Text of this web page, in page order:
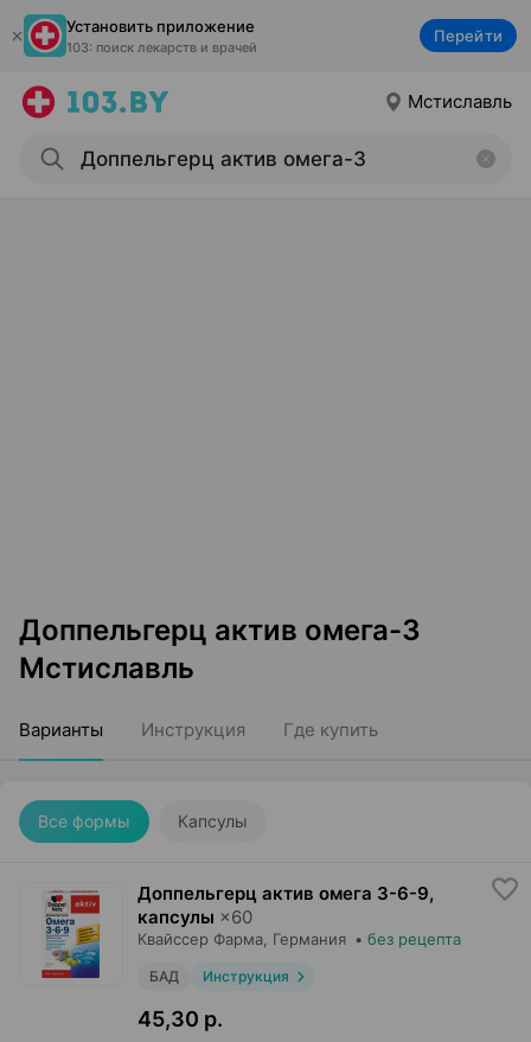
Установить приложение
103: поиск лекарств и врачей
Перейти
Мстиславль
Доппельгерц актив омега-3
Мстиславль
Варианты Инструкция Где купить
Все формы Капсулы
Доппельгерц актив омега 3-6-9,
капсулы ×60
Квайссер Фарма , Германия • без рецепта
БАД Инструкция
45,30 р.